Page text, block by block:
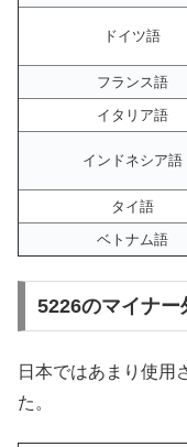
ドイツ語
フランス語
イタリア語
インドネシア語
タイ語
ベトナム語
5226のマイナー
日本ではあまり使用
た。